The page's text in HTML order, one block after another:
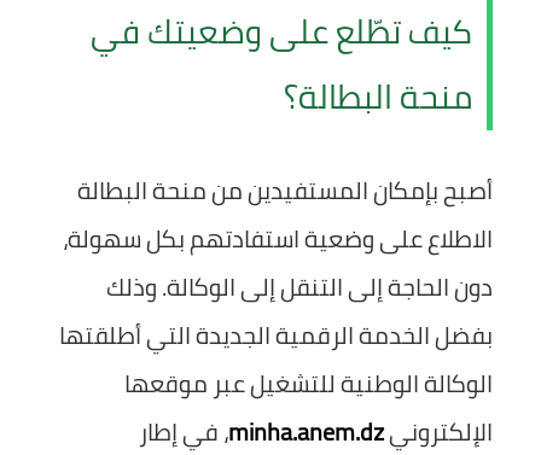
كيف تطّلع على وضعيتك في
منحة البطالة؟
أصبح بإمكان المستفيدين من منحة البطالة
الاطلاع على وضعية استفادتهم بكل سهولة،
دون الحاجة إلى التنقل إلى الوكالة. وذلك
بفضل الخدمة الرقمية الجديدة التي أطلقتها
الوكالة الوطنية للتشغيل عبر موقعها
الإلكترونيminha.anem.dz، في إطار